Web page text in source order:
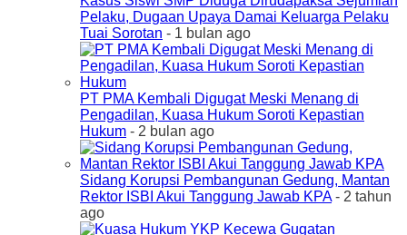
Pelaku, Dugaan Upaya Damai Keluarga Pelaku
Tuai Sorotan - 1 bulan ago
PT PMA Kembali Digugat Meski Menang di
Pengadilan, Kuasa Hukum Soroti Kepastian
Hukum - 2 bulan ago
Sidang Korupsi Pembangunan Gedung, Mantan
Rektor ISBI Akui Tanggung Jawab KPA- 2 tahun
ago